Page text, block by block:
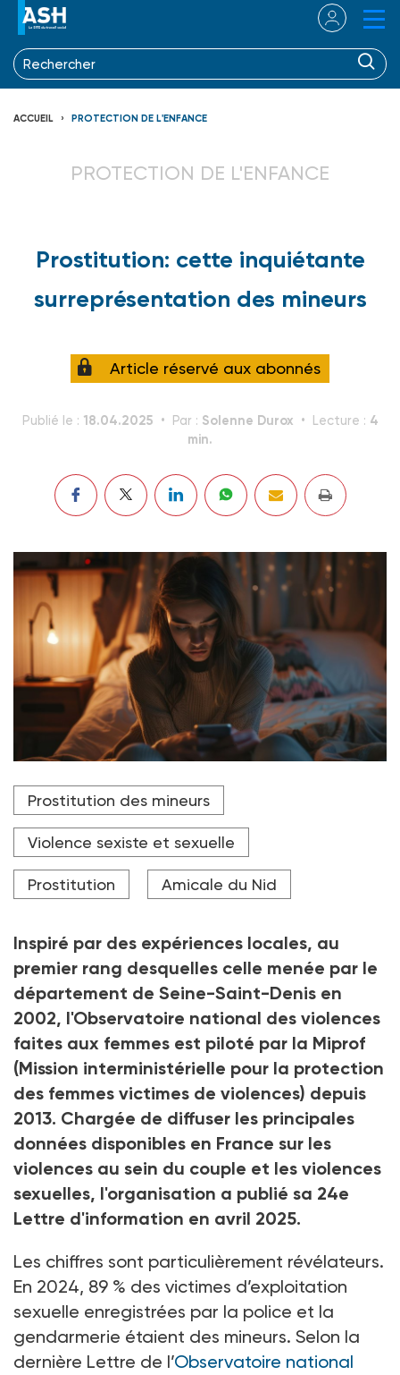
ACCUEIL PROTECTION DE L'ENFANCE
PROTECTION DE L'ENFANCE
Prostitution: cette inquiétante
surreprésentation des mineurs
Article réservé aux abonnés
Publié le : 18.04.2025 Par : Solenne Durox Lecture : 4
min.
Les outils numériques comme les réseaux sociaux sont
de plus en plus utilisés par les proxénètes pour entrer
Crédit photo Adobe Stock
Prostitution des mineurs
Violence sexiste et sexuelle
Prostitution Amicale du Nid
Inspiré par des expériences locales, au
premier rang desquelles celle menée par le
département de Seine-Saint-Denis en
2002, l'Observatoire national des violences
faites aux femmes est piloté par la Miprof
(Mission interministérielle pour la protection
des femmes victimes de violences) depuis
2013. Chargée de diffuser les principales
données disponibles en France sur les
violences au sein du couple et les violences
sexuelles, l'organisation a publié sa 24e
Lettre d'information en avril 2025.
Les chiffres sont particulièrement révélateurs.
En 2024, 89 % des victimes d’exploitation
sexuelle enregistrées par la police et la
gendarmerie étaient des mineurs. Selon la
dernière Lettre de l’Observatoire national